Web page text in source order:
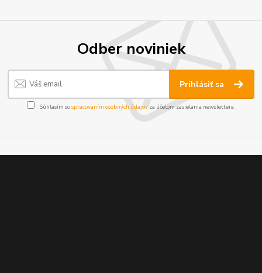
Odber noviniek
Prihlásiť sa
Súhlasím sospracovaním osobných údajov za účelom zasielania newslettera.